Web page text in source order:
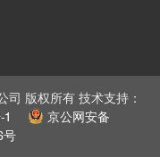
版权所有 技术支持：
京公网安备
号